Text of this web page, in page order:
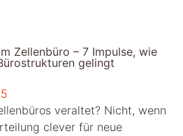
Zellenbüro – 7 Impulse, wie
gelingt
veraltet? Nicht, wenn
clever für neue